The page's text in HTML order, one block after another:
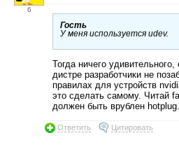
6
Гость
У меня используется udev.
Тогда ничего
дистре разработчики не
правилах для устройств
это сделать самому. Читай
должен быть врублен hotplug.
Ответить Цитировать